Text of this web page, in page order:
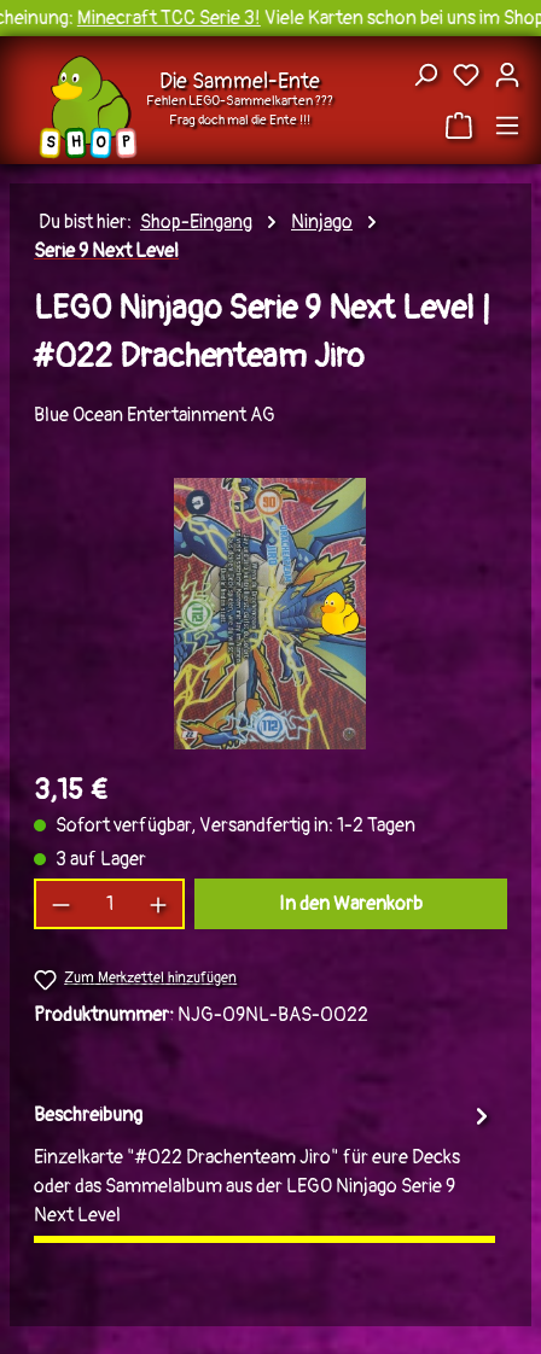
Zum Hauptinhalt springen
Minecraft TCC Serie 3!Viele Karten schon bei uns im
S H O P
Die Sammel-Ente
Fehlen LEGO-Sammelkarten ???
Frag doch mal die Ente !!!
Du
Du bist hier: Shop-Eingang
Ninjago
Serie 9 Next Level
LEGO Ninjago Serie 9 Next Level |
#022 Drachenteam Jiro
Blue Ocean Entertainment AG
Bildergalerie überspringen
3,15 €
Sofort verfügbar, Versandfertig in: 1-2 Tagen
3 auf Lager
Produkt Anzahl: Gib den gewünschten Wert
In den Warenkorb
Zum Merkzettel hinzufügen
Produktnummer: NJG-09NL-BAS-0022
Beschreibung
Einzelkarte "#022 Drachenteam Jiro" für eure Decks
oder das Sammelalbum aus der LEGO Ninjago Serie 9
Next Level